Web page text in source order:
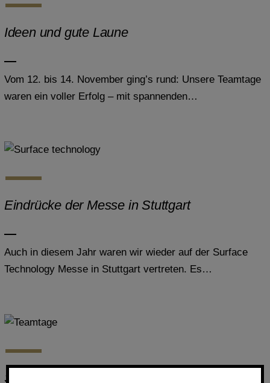
Ideen und gute Laune
Vom 12. bis 14. November ging’s rund: Unsere Teamtage
waren ein voller Erfolg – mit spannenden…
Eindrücke der Messe in Stuttgart
Auch in diesem Jahr waren wir wieder auf der Surface
Technology Messe in Stuttgart vertreten. Es…
Strategie & leuchtende Erlebnisse